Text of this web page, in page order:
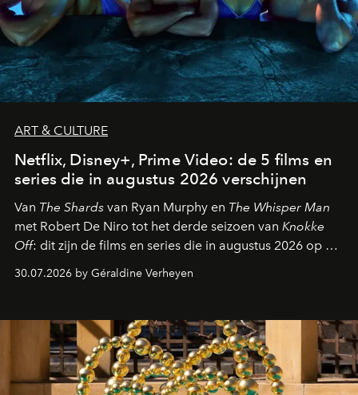
ART & CULTURE
Netflix, Disney+, Prime Video: de 5 films en
series die in augustus 2026 verschijnen
Van The Shards van Ryan Murphy en The Whisper Man
met Robert De Niro tot het derde seizoen van Knokke
Off: dit zijn de films en series die in augustus 2026 op de
streamingplatformen verschijnen.
30.07.2026 by Géraldine Verheyen